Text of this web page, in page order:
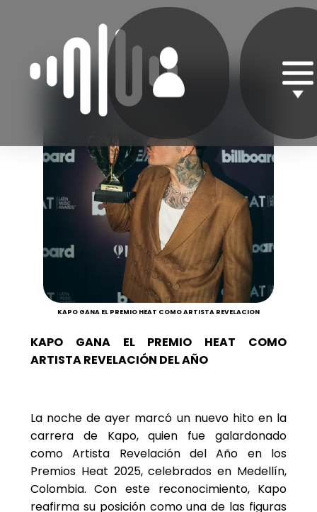
KAPO GANA EL PREMIO HEAT COMO ARTISTA REVELACION
KAPO GANA EL PREMIO HEAT COMO
ARTISTA REVELACIÓN DEL AÑO
La noche de ayer marcó un nuevo hito en la
carrera de Kapo, quien fue galardonado
como Artista Revelación del Año en los
Premios Heat 2025, celebrados en Medellín,
Colombia. Con este reconocimiento, Kapo
reafirma su posición como una de las figuras